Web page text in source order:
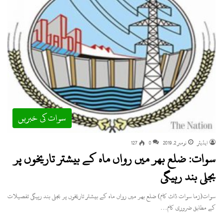
سوات کی خبریں
ایڈیٹر نومبر 2, 2019 0
127
سوات: ضلع بھر میں رواں ماہ کے بیشتر تاریخوں پر
بجلی بند رہیگی
سوات(زما سوات ڈاٹ کام) ضلع بھر میں رواں ماہ کے بیشتر تاریخوں پر بجلی بند رہیگی تفصیلات
کے مطابق ضروری کام…